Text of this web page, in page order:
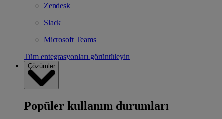
Zendesk
Slack
Microsoft Teams
Tüm entegrasyonları görüntüleyin
Çözümler
Popüler kullanım durumları